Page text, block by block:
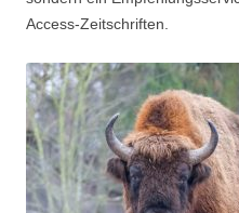
Access-Zeitschriften.